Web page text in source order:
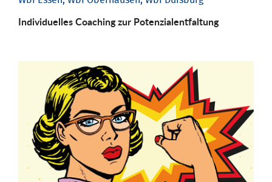
Individuelles Coaching zur Potenzialentfaltung